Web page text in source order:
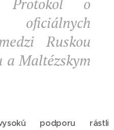
Protokol o
oficiálnych
Ruskou
a Maltézskym
podporu rástli